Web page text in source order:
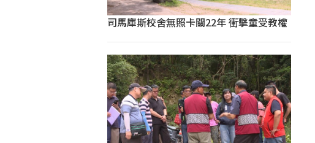
司馬庫斯校舍無照卡關22年 衝擊童受教權